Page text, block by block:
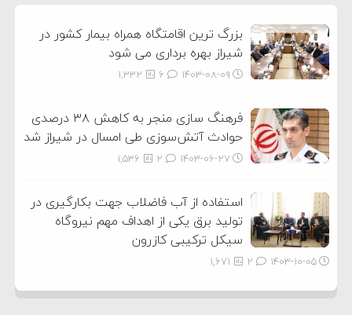
بزرگ ترین اقامتگاه همراه بیمار کشور در
شیراز بهره برداری می شود
۱۴۰۳-۰۸-۰۹ 1,332
فرهنگ سازی منجر به کاهش ۳۸ درصدی
حوادث آتش‌سوزی طی امسال در شیراز شد
۱۴۰۳-۰۶-۲۷ 1,536
استفاده از آب فاضلاب جهت بکارگیری در
تولید برق یکی از اهداف مهم نیروگاه
سیکل ترکیبی کازرون
۱۴۰۳-۱۰-۰۵ 1,671